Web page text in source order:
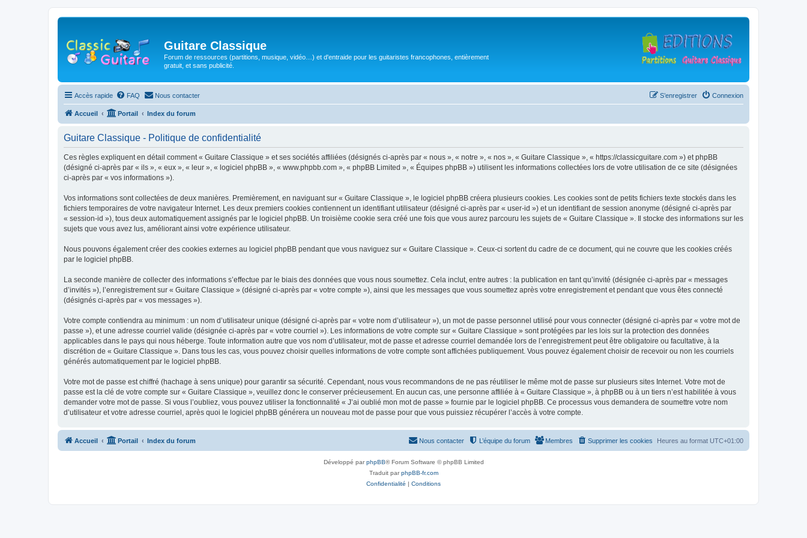
Guitare Classique
Forum de ressources (partitions, musique, vidéo…) et d'entraide pour les guitaristes francophones, entièrement
gratuit, et sans publicité.
Accès rapide FAQ Nous contacter Connexion
S’enregistrer
Accueil Portail Index du forum
Guitare Classique - Politique de confidentialité
Ces règles expliquent en détail comment « Guitare Classique » et ses sociétés affiliées (désignés ci-après par « nous », « notre », « nos », « Guitare Classique », « https://classicguitare.com ») et phpBB
(désigné ci-après par « ils », « eux », « leur », « logiciel phpBB », « www.phpbb.com », « phpBB Limited », « Équipes phpBB ») utilisent les informations collectées lors de votre utilisation de ce site (désignées
ci-après par « vos informations »).
Vos informations sont collectées de deux manières. Premièrement, en naviguant sur « Guitare Classique », le logiciel phpBB créera plusieurs cookies. Les cookies sont de petits fichiers texte stockés dans les
fichiers temporaires de votre navigateur Internet. Les deux premiers cookies contiennent un identifiant utilisateur (désigné ci-après par « user-id ») et un identifiant de session anonyme (désigné ci-après par
« session-id »), tous deux automatiquement assignés par le logiciel phpBB. Un troisième cookie sera créé une fois que vous aurez parcouru les sujets de « Guitare Classique ». Il stocke des informations sur les
sujets que vous avez lus, améliorant ainsi votre expérience utilisateur.
Nous pouvons également créer des cookies externes au logiciel phpBB pendant que vous naviguez sur « Guitare Classique ». Ceux-ci sortent du cadre de ce document, qui ne couvre que les cookies créés
par le logiciel phpBB.
La seconde manière de collecter des informations s’effectue par le biais des données que vous nous soumettez. Cela inclut, entre autres : la publication en tant qu’invité (désignée ci-après par « messages
d’invités »), l’enregistrement sur « Guitare Classique » (désigné ci-après par « votre compte »), ainsi que les messages que vous soumettez après votre enregistrement et pendant que vous êtes connecté
(désignés ci-après par « vos messages »).
Votre compte contiendra au minimum : un nom d’utilisateur unique (désigné ci-après par « votre nom d’utilisateur »), un mot de passe personnel utilisé pour vous connecter (désigné ci-après par « votre mot de
passe »), et une adresse courriel valide (désignée ci-après par « votre courriel »). Les informations de votre compte sur « Guitare Classique » sont protégées par les lois sur la protection des données
applicables dans le pays qui nous héberge. Toute information autre que vos nom d’utilisateur, mot de passe et adresse courriel demandée lors de l’enregistrement peut être obligatoire ou facultative, à la
discrétion de « Guitare Classique ». Dans tous les cas, vous pouvez choisir quelles informations de votre compte sont affichées publiquement. Vous pouvez également choisir de recevoir ou non les courriels
générés automatiquement par le logiciel phpBB.
Votre mot de passe est chiffré (hachage à sens unique) pour garantir sa sécurité. Cependant, nous vous recommandons de ne pas réutiliser le même mot de passe sur plusieurs sites Internet. Votre mot de
passe est la clé de votre compte sur « Guitare Classique », veuillez donc le conserver précieusement. En aucun cas, une personne affiliée à « Guitare Classique », à phpBB ou à un tiers n’est habilitée à vous
demander votre mot de passe. Si vous l’oubliez, vous pouvez utiliser la fonctionnalité « J’ai oublié mon mot de passe » fournie par le logiciel phpBB. Ce processus vous demandera de soumettre votre nom
d’utilisateur et votre adresse courriel, après quoi le logiciel phpBB générera un nouveau mot de passe pour que vous puissiez récupérer l’accès à votre compte.
Accueil Portail Index du forum Heures au format UTC+01:00
Supprimer les cookies
Membres
L’équipe du forum
Nous contacter
Développé parphpBB® Forum Software © phpBB Limited
Traduit parphpBB-fr.com
Confidentialité | Conditions